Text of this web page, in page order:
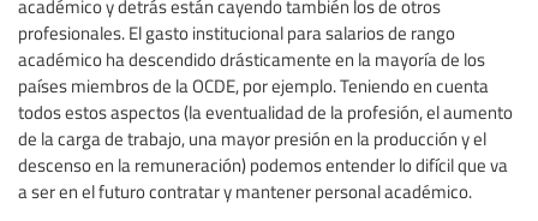
académico y detrás están cayendo también los de otros
profesionales. El gasto institucional para salarios de rango
académico ha descendido drásticamente en la mayoría de los
países miembros de la OCDE, por ejemplo. Teniendo en cuenta
todos estos aspectos (la eventualidad de la profesión, el aumento
de la carga de trabajo, una mayor presión en la producción y el
descenso en la remuneración) podemos entender lo difícil que va
a ser en el futuro contratar y mantener personal académico.